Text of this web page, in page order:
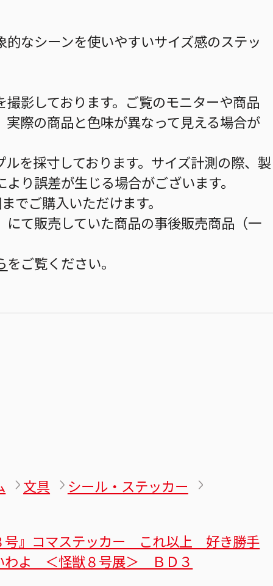
なシーンを使いやすいサイズ感のステッ
影しております。ご覧のモニターや商品
際の商品と色味が異なって見える場合が
を採寸しております。サイズ計測の際、製
り誤差が生じる場合がございます。
でご購入いただけます。
て販売していた商品の事後販売商品（一
をご覧ください。
文具 シール・ステッカー
号』コマステッカー これ以上 好き勝手
わよ ＜怪獣８号展＞ ＢＤ３